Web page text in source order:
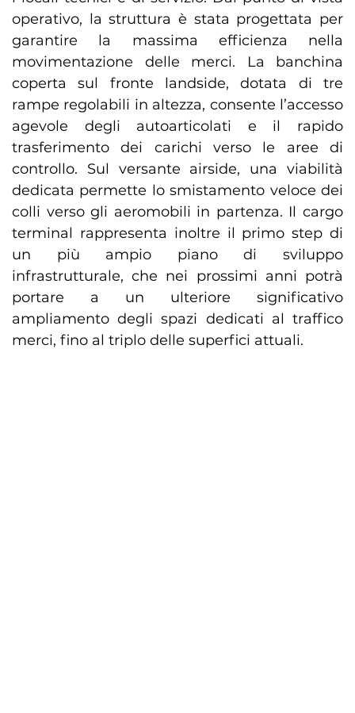
operativo, la struttura è stata progettata per
garantire la massima efficienza nella
movimentazione delle merci. La banchina
coperta sul fronte landside, dotata di tre
rampe regolabili in altezza, consente l’accesso
agevole degli autoarticolati e il rapido
trasferimento dei carichi verso le aree di
controllo. Sul versante airside, una viabilità
dedicata permette lo smistamento veloce dei
colli verso gli aeromobili in partenza. Il cargo
terminal rappresenta inoltre il primo step di
un più ampio piano di sviluppo
infrastrutturale, che nei prossimi anni potrà
portare a un ulteriore significativo
ampliamento degli spazi dedicati al traffico
merci, fino al triplo delle superfici attuali.